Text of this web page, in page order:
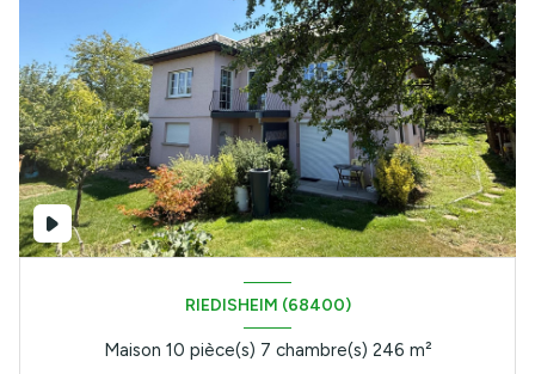
RIEDISHEIM (68400)
Maison 10 pièce(s) 7 chambre(s) 246 m²